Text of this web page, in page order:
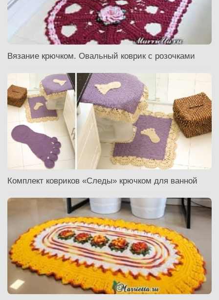
Вязание крючком. Овальный коврик с розочками
Комплект ковриков «Следы» крючком для ванной